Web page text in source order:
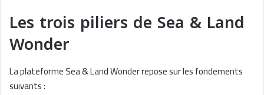
Les trois piliers de Sea & Land
Wonder
La plateforme Sea & Land Wonder repose sur les fondements
suivants :